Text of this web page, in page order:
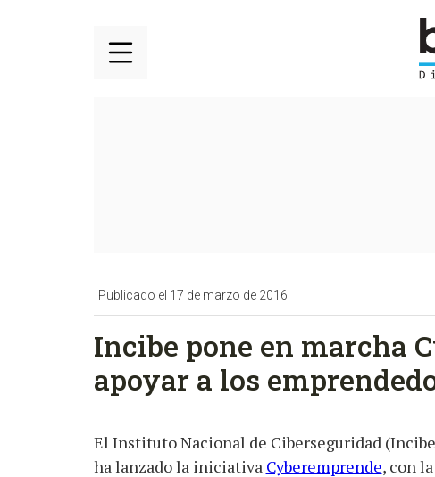
Publicado el 17 de marzo de 2016
Incibe pone en marcha
apoyar a los
El Instituto Nacional de Ciberseguridad
ha lanzado la iniciativa Cyberemprende, con la